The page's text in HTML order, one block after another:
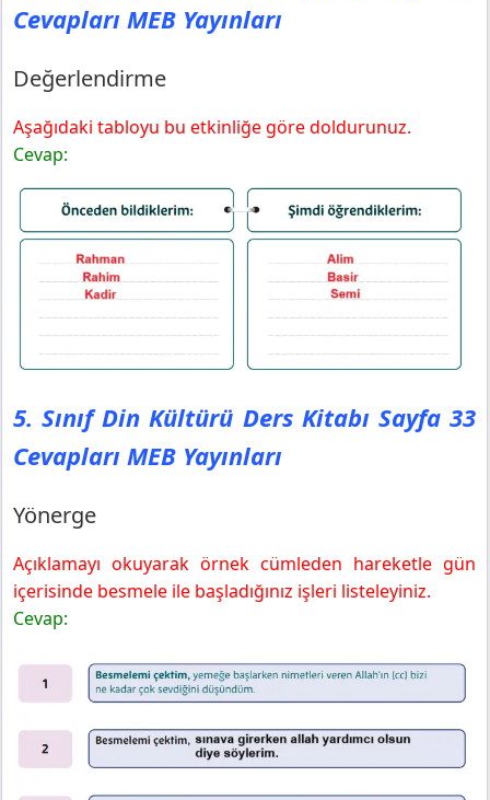
Cevapları MEB Yayınları
Değerlendirme
Aşağıdaki tabloyu bu etkinliğe göre doldurunuz.
Cevap:
5. Sınıf Din Kültürü Ders Kitabı Sayfa 33
Cevapları MEB Yayınları
Yönerge
Açıklamayı okuyarak örnek cümleden hareketle gün
içerisinde besmele ile başladığınız işleri listeleyiniz.
Cevap: